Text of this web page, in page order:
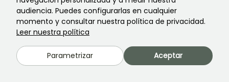
audiencia. Puedes configurarlas en cualquier
momento y consultar nuestra política de privacidad.
Leer nuestra política
Parametrizar Aceptar
¿No encontraste lo que buscabas?